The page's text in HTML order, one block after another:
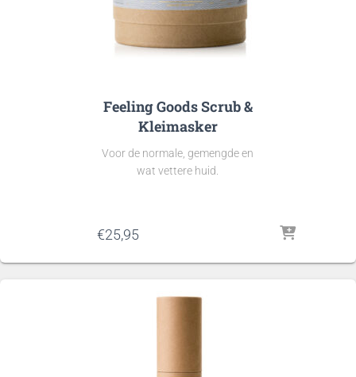
Feeling Goods Scrub &
Kleimasker
Voor de normale, gemengde en
wat vettere huid.
€25,95